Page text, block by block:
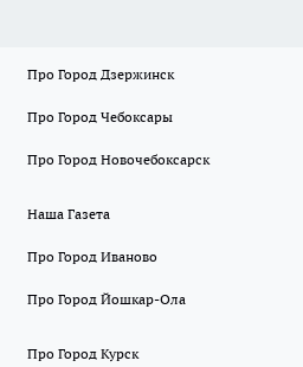
Про Город Дзержинск
Про Город Чебоксары
Про Город Новочебоксарск
Наша Газета
Про Город Иваново
Про Город Йошкар-Ола
Про Город Курск